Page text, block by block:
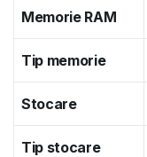
Memorie RAM
Tip memorie
Stocare
Tip stocare